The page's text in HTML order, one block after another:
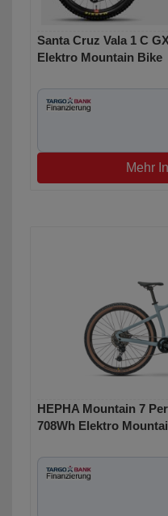
Santa Cruz Vala 1 C
Elektro Mountain Bike
Mehr
HEPHA Mountain 7
708Wh Elektro